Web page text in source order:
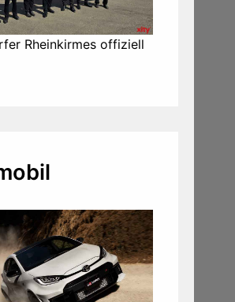
Rheinkirmes offiziell